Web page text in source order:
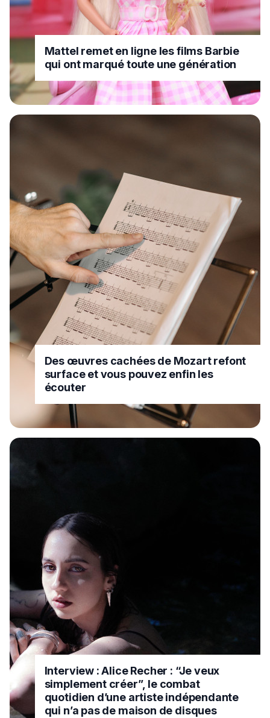
Mattel remet en ligne les films Barbie
qui ont marqué toute une génération
Des œuvres cachées de Mozart refont
surface et vous pouvez enfin les
écouter
Interview : Alice Recher : “Je veux
simplement créer”, le combat
quotidien d’une artiste indépendante
qui n’a pas de maison de disques